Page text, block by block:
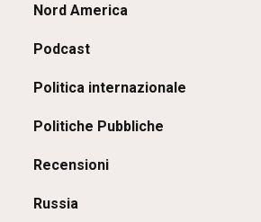
Nord America
Podcast
Politica internazionale
Politiche Pubbliche
Recensioni
Russia